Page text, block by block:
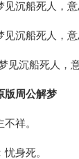
见沉船死人，
见沉船死人，
见沉船死人，
版周公解梦
祥。
身死。